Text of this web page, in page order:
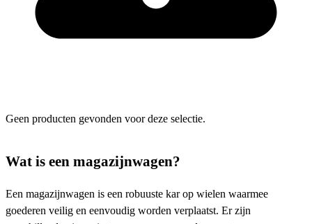
Geen producten gevonden voor deze selectie.
Wat is een magazijnwagen?
Een magazijnwagen is een robuuste kar op wielen waarmee
goederen veilig en eenvoudig worden verplaatst. Er zijn